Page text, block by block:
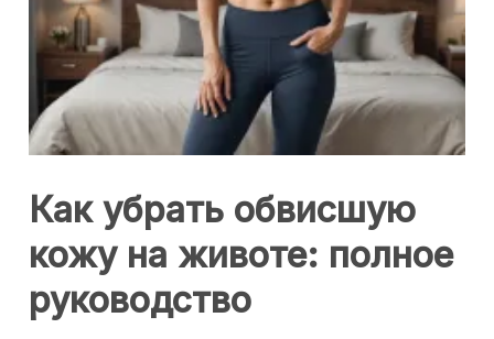
Как убрать обвисшую
кожу на животе: полное
руководство